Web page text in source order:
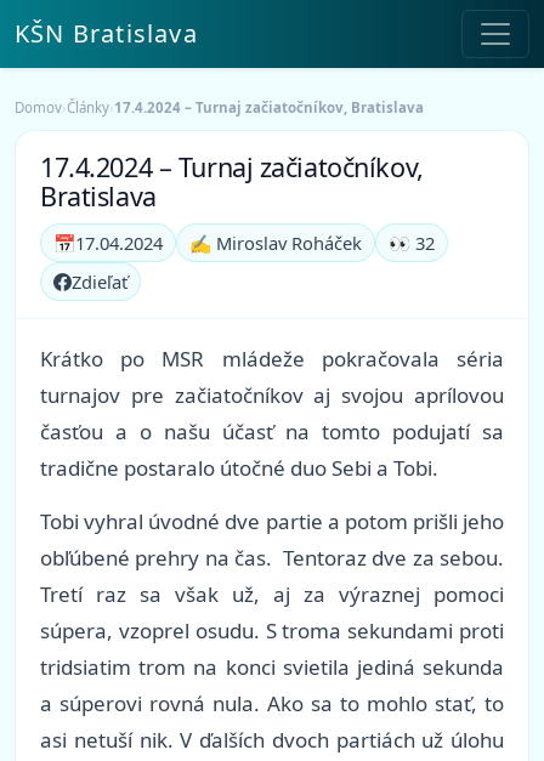
KŠN Bratislava
Domov›Články›17.4.2024 – Turnaj začiatočníkov, Bratislava
17.4.2024 – Turnaj začiatočníkov,
Bratislava
📅17.04.2024 ✍️ Miroslav Roháček
👀 32
Zdieľať
Krátko po MSR mládeže pokračovala séria
turnajov pre začiatočníkov aj svojou aprílovou
časťou a o našu účasť na tomto podujatí sa
tradične postaralo útočné duo Sebi a Tobi.
Tobi vyhral úvodné dve partie a potom prišli jeho
obľúbené prehry na čas. Tentoraz dve za sebou.
Tretí raz sa však už, aj za výraznej pomoci
súpera, vzoprel osudu. S troma sekundami proti
tridsiatim trom na konci svietila jediná sekunda
a súperovi rovná nula. Ako sa to mohlo stať, to
asi netuší nik. V ďalších dvoch partiách už úlohu